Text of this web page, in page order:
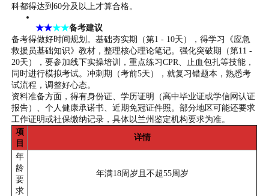
科都得达到60分及以上才算合格。
★★★★备考建议
备考得做好时间规划。基础夯实期（第1 - 10天），得学习《应急
救援员基础知识》教材，整理核心理论笔记。强化突破期（第11 -
20天），要参加线下实操培训，重点练习CPR、止血包扎等技能，
同时进行模拟考试。冲刺期（考前5天），就复习错题本，熟悉考
试流程，调整好心态。
资料准备方面，得有身份证、学历证明（高中毕业证或学信网认证
报告）、个人健康承诺书、近期免冠证件照。部分地区可能还要求
工作证明或社保缴纳记录，具体以兰州鉴定机构要求为准。
项
目
详情
年
龄
要
求
年满18周岁且不超55周岁